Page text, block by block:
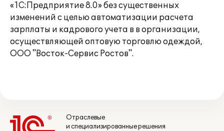
«1С:Предприятие 8.0» без существенных
изменений с целью автоматизации расчета
зарплаты и кадрового учета в в организации,
осуществляющей оптовую торговлю одеждой,
ООО "Восток-Сервис Ростов".
Отраслевые
и специализированные решения